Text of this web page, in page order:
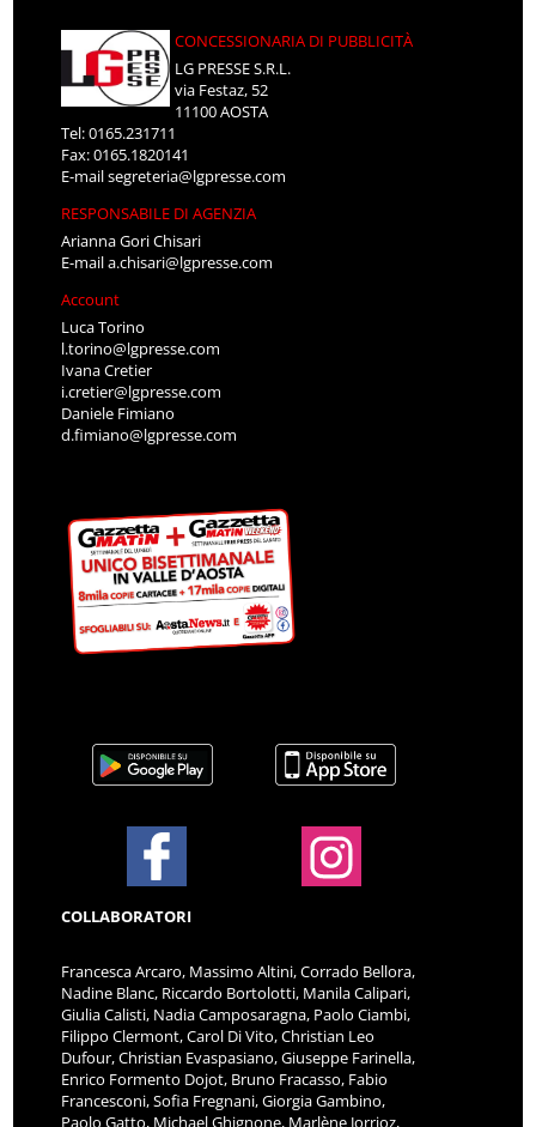
CONCESSIONARIA DI PUBBLICITÀ
LG PRESSE S.R.L.
via Festaz, 52
11100 AOSTA
Tel: 0165.231711
Fax: 0165.1820141
E-mailsegreteria@lgpresse.com
RESPONSABILE DI AGENZIA
Arianna Gori Chisari
E-maila.chisari@lgpresse.com
Account
Luca Torino
l.torino@lgpresse.com
Ivana Cretier
i.cretier@lgpresse.com
Daniele Fimiano
d.fimiano@lgpresse.com
COLLABORATORI
Francesca Arcaro, Massimo Altini, Corrado Bellora,
Nadine Blanc, Riccardo Bortolotti, Manila Calipari,
Giulia Calisti, Nadia Camposaragna, Paolo Ciambi,
Filippo Clermont, Carol Di Vito, Christian Leo
Dufour, Christian Evaspasiano, Giuseppe Farinella,
Enrico Formento Dojot, Bruno Fracasso, Fabio
Francesconi, Sofia Fregnani, Giorgia Gambino,
Paolo Gatto, Michael Ghignone, Marlène Jorrioz,